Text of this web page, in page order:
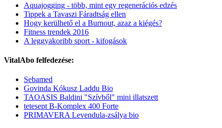
Aquajogging - több, mint egy regenerációs edzés
Tippek a Tavaszi Fáradtság ellen
Hogy kerülhető el a Burnout, azaz a kiégés?
Fitness trendek 2016
A leggyakoribb sport - kifogások
VitalAbo felfedezése:
Sebamed
Govinda Kókusz Laddu Bio
TAOASIS Baldini "Szívből" mini illatszett
tetesept B-Komplex 400 Forte
PRIMAVERA Levendula-zsálya bio